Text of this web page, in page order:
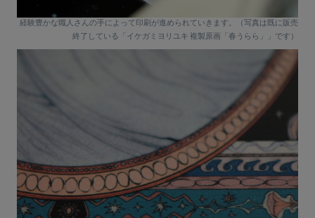
経験豊かな職人さんの手によって印刷が進められていきます。（写真は既に販売
終了している「イケガミヨリユキ 複製原画「春うらら」」です）